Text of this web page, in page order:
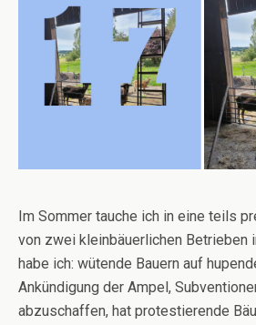
Im Sommer tauche ich in eine teils
von zwei kleinbäuerlichen Betrieben
habe ich: wütende Bauern auf
Ankündigung der Ampel,
abzuschaffen, hat protestierende